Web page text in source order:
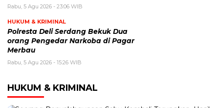
Rabu, 5 Agu 2026 - 23:06 WIB
HUKUM & KRIMINAL
Polresta Deli Serdang Bekuk Dua
orang Pengedar Narkoba di Pagar
Merbau
Rabu, 5 Agu 2026 - 15:26 WIB
HUKUM & KRIMINAL